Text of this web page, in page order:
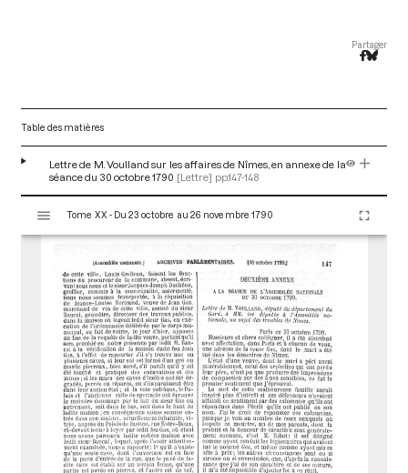
Partager
Table des matières
Lettre de M. Voulland sur les affaires de Nîmes, en annexe de la
séance du 30 octobre 1790 [Lettre] pp.147-148
s
Tome XX - Du 23 octobre au 26 novembre 1790